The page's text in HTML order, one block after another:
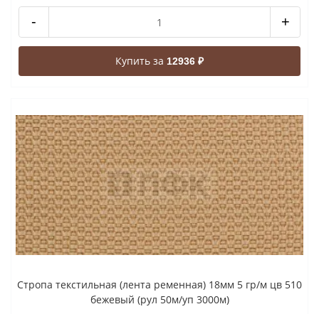
- +
Купить за 12936 ₽
Стропа текстильная (лента ременная) 18мм 5 гр/м цв 510
бежевый (рул 50м/уп 3000м)